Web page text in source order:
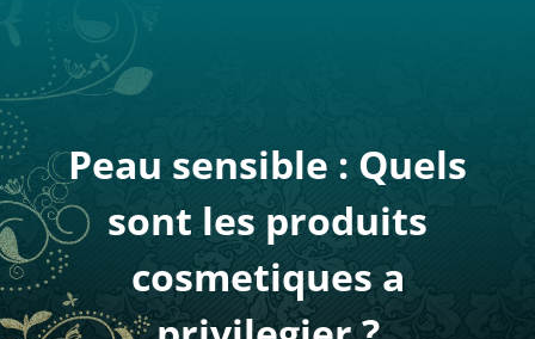
Peau sensible : Quels
sont les produits
cosmetiques a